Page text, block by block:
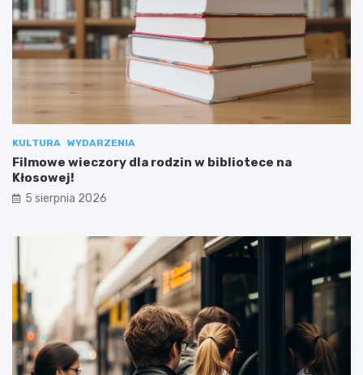
KULTURA WYDARZENIA
Filmowe wieczory dla rodzin w bibliotece na
Kłosowej!
5 sierpnia 2026